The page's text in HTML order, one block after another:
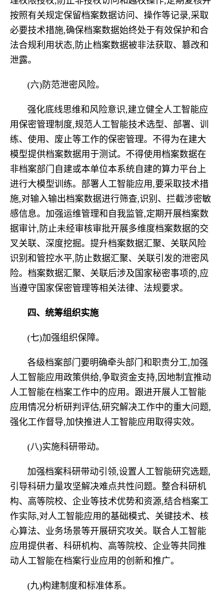
按照有关规定保留档案数据访问、操作等记录,采取
必要技术措施,确保档案数据始终处于有效保护和合
法合规利用状态,防止档案数据被非法获取、篡改和
泄露。
(六)防范泄密风险。
强化底线思维和风险意识,建立健全人工智能应
用保密管理制度,规范人工智能技术选型、部署、训
练、使用、废止等工作的保密管理。不得为在建大
模型提供档案数据用于测试。不得使用档案数据在
非档案部门自建或本单位本系统自建的算力平台上
进行大模型训练。部署人工智能应用,要采取技术措
施,对输入输出档案数据进行筛查,识别、拦截涉密敏
感信息。加强运维管理和自我监管,定期开展档案数
据审计,防止未经审核审批开展多维度档案数据的交
叉关联、深度挖掘。提升档案数据汇聚、关联风险
识别和管控水平,防止数据汇聚、关联引发的泄密风
险。档案数据汇聚、关联后涉及国家秘密事项的,应
当遵守国家保密管理等相关法律、法规要求。
四、统筹组织实施
(七)加强组织保障。
各级档案部门要明确牵头部门和职责分工,加强
人工智能应用政策供给,争取资金支持,因地制宜推动
人工智能在档案工作中的应用。跟进开展人工智能
应用情况分析研判评估,研究解决工作中的重大问题,
强化工作督导,加快推进人工智能应用取得实效。
(八)实施科研带动。
加强档案科研带动引领,设置人工智能研究选题,
引导科研力量攻坚解决难点共性问题。整合科研机
构、高等院校、企业等技术优势和资源,结合档案工
作实际,对人工智能应用的基础模式、关键技术、核
心算法、业务场景等开展研究攻关。联合人工智能
应用提供者、科研机构、高等院校、企业等共同推
动人工智能在档案行业应用的创新和推广。
(九)构建制度和标准体系。